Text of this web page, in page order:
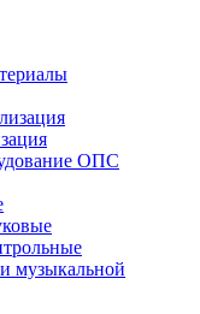
ОПС
музыкальной